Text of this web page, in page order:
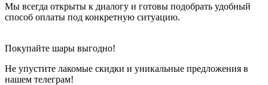
Мы всегда открыты к диалогу и готовы подобрать удобный
способ оплаты под конкретную ситуацию.
Покупайте шары выгодно!
Не упустите лакомые скидки и уникальные предложения в
нашем телеграм!